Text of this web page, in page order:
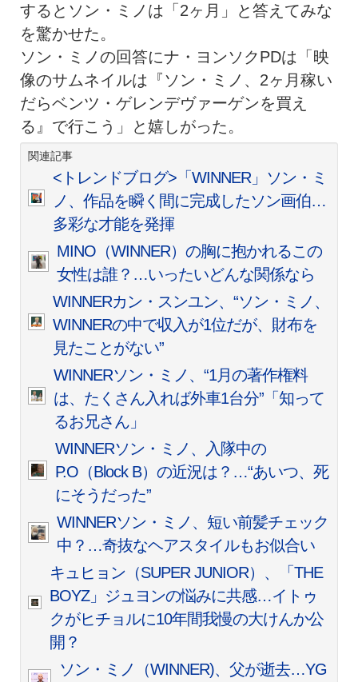
するとソン・ミノは「2ヶ月」と答えてみな
を驚かせた。
ソン・ミノの回答にナ・ヨンソクPDは「映
像のサムネイルは『ソン・ミノ、2ヶ月稼い
だらベンツ・ゲレンデヴァーゲンを買え
る』で行こう」と嬉しがった。
関連記事
<トレンドブログ>「WINNER」ソン・ミ
ノ、作品を瞬く間に完成したソン画伯…
多彩な才能を発揮
MINO（WINNER）の胸に抱かれるこの
女性は誰？…いったいどんな関係なら
WINNERカン・スンユン、“ソン・ミノ、
WINNERの中で収入が1位だが、財布を
見たことがない”
WINNERソン・ミノ、“1月の著作権料
は、たくさん入れば外車1台分”「知って
るお兄さん」
WINNERソン・ミノ、入隊中の
P.O（Block B）の近況は？…“あいつ、死
にそうだった”
WINNERソン・ミノ、短い前髪チェック
中？…奇抜なヘアスタイルもお似合い
キュヒョン（SUPER JUNIOR）、「THE
BOYZ」ジュヨンの悩みに共感…イトゥ
クがヒチョルに10年間我慢の大けんか公
開？
ソン・ミノ（WINNER)、父が逝去…YG